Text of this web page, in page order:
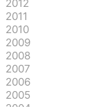
2012
2011
2010
2009
2008
2007
2006
2005